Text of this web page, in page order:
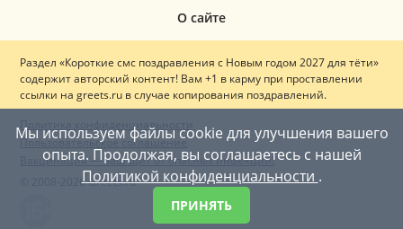
Мы используем файлы cookie для улучшения вашего
опыта. Продолжая, вы соглашаетесь с нашей
Политикой конфиденциальности .
ПРИНЯТЬ
О сайте
Раздел «Короткие смс поздравления с Новым годом 2027 для тёти»
содержит авторский контент! Вам +1 в карму при проставлении
ссылки на greets.ru в случае копирования поздравлений.
Политика конфиденциальности
Пользовательское соглашение
Вакцинация — ваш щит от опасных инфекций!
© 2008-2026 Greets.ru